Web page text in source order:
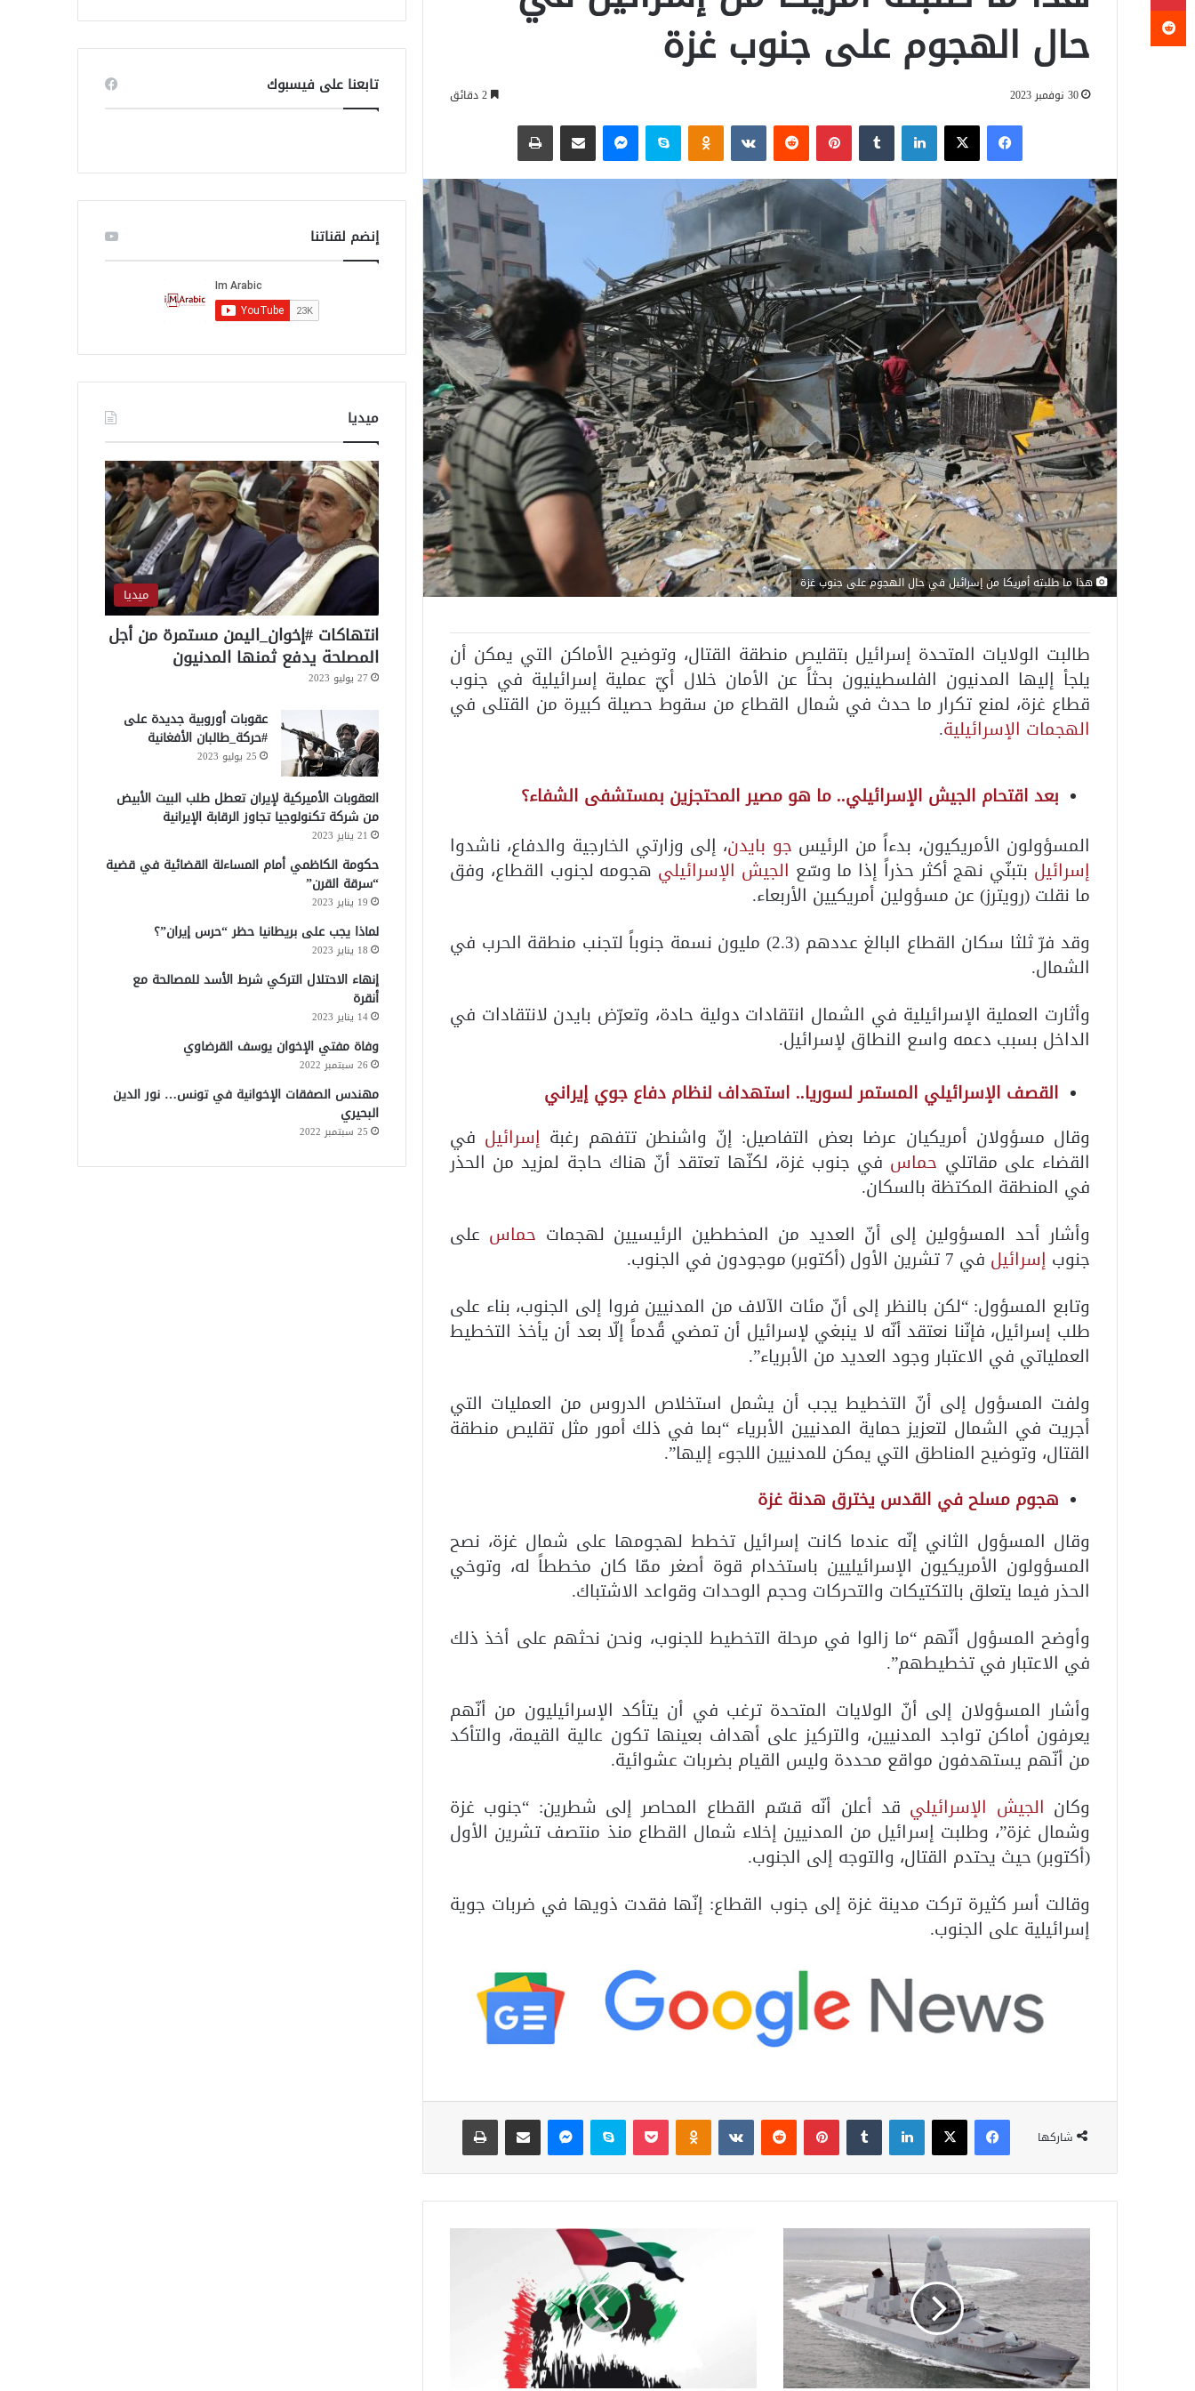
حال الهجوم على جنوب غزة
30 نوفمبر 2023
فيسبوك ‫X لينكدإن بينتيريست سكايب
هذا ما طلبته أمريكا من إسرائيل في حال الهجوم على جنوب غزة
طالبت الولايات المتحدة إسرائيل بتقليص منطقة القتال، وتوضيح الأماكن التي يمكن أن
يلجأ إليها المدنيون الفلسطينيون بحثاً عن الأمان خلال أيّ عملية إسرائيلية في جنوب
قطاع غزة، لمنع تكرار ما حدث في شمال القطاع من سقوط حصيلة كبيرة من القتلى في
الهجمات الإسرائيلية.
بعد اقتحام الجيش الإسرائيلي.. ما هو مصير المحتجزين بمستشفى الشفاء؟
المسؤولون الأمريكيون، بدءاً من الرئيس جو بايدن، إلى وزارتي الخارجية والدفاع، ناشدوا
إسرائيل بتبنّي نهج أكثر حذراً إذا ما وسّع الجيش الإسرائيلي هجومه لجنوب القطاع، وفق
ما نقلت (رويترز) عن مسؤولين أمريكيين الأربعاء.
وقد فرّ ثلثا سكان القطاع البالغ عددهم (2.3) مليون نسمة جنوباً لتجنب منطقة الحرب في
الشمال.
وأثارت العملية الإسرائيلية في الشمال انتقادات دولية حادة، وتعرّض بايدن لانتقادات في
الداخل بسبب دعمه واسع النطاق لإسرائيل.
القصف الإسرائيلي المستمر لسوريا.. استهداف لنظام دفاع جوي إيراني
وقال مسؤولان أمريكيان عرضا بعض التفاصيل: إنّ واشنطن تتفهم رغبة إسرائيل في
القضاء على مقاتلي حماس في جنوب غزة، لكنّها تعتقد أنّ هناك حاجة لمزيد من الحذر
في المنطقة المكتظة بالسكان.
وأشار أحد المسؤولين إلى أنّ العديد من المخططين الرئيسيين لهجمات حماس على
جنوب إسرائيل في 7 تشرين الأول (أكتوبر) موجودون في الجنوب.
وتابع المسؤول: “لكن بالنظر إلى أنّ مئات الآلاف من المدنيين فروا إلى الجنوب، بناء على
طلب إسرائيل، فإنّنا نعتقد أنّه لا ينبغي لإسرائيل أن تمضي قُدماً إلّا بعد أن يأخذ التخطيط
العملياتي في الاعتبار وجود العديد من الأبرياء”.
ولفت المسؤول إلى أنّ التخطيط يجب أن يشمل استخلاص الدروس من العمليات التي
أجريت في الشمال لتعزيز حماية المدنيين الأبرياء “بما في ذلك أمور مثل تقليص منطقة
القتال، وتوضيح المناطق التي يمكن للمدنيين اللجوء إليها”.
هجوم مسلح في القدس يخترق هدنة غزة
وقال المسؤول الثاني إنّه عندما كانت إسرائيل تخطط لهجومها على شمال غزة، نصح
المسؤولون الأمريكيون الإسرائيليين باستخدام قوة أصغر ممّا كان مخططاً له، وتوخي
الحذر فيما يتعلق بالتكتيكات والتحركات وحجم الوحدات وقواعد الاشتباك.
وأوضح المسؤول أنّهم “ما زالوا في مرحلة التخطيط للجنوب، ونحن نحثهم على أخذ ذلك
في الاعتبار في تخطيطهم”.
وأشار المسؤولان إلى أنّ الولايات المتحدة ترغب في أن يتأكد الإسرائيليون من أنّهم
يعرفون أماكن تواجد المدنيين، والتركيز على أهداف بعينها تكون عالية القيمة، والتأكد
من أنّهم يستهدفون مواقع محددة وليس القيام بضربات عشوائية.
وكان الجيش الإسرائيلي قد أعلن أنّه قسّم القطاع المحاصر إلى شطرين: “جنوب غزة
وشمال غزة”، وطلبت إسرائيل من المدنيين إخلاء شمال القطاع منذ منتصف تشرين الأول
(أكتوبر) حيث يحتدم القتال، والتوجه إلى الجنوب.
وقالت أسر كثيرة تركت مدينة غزة إلى جنوب القطاع: إنّها فقدت ذويها في ضربات جوية
إسرائيلية على الجنوب.
شاركها
فيسبوك ‫X لينكدإن بينتيريست سكايب
ب
ي
ط
ا
ن
ي
ا
ت
ح
تابعنا على فيسبوك
إنضم لقناتنا
ميديا
ميديا
انتهاكات #إخوان_اليمن مستمرة من أجل
المصلحة يدفع ثمنها المدنيون
27 يوليو 2023
عقوبات أوروبية جديدة على
#حركة_طالبان الأفغانية
25 يوليو 2023
العقوبات الأميركية لإيران تعطل طلب البيت الأبيض
من شركة تكنولوجيا تجاوز الرقابة الإيرانية
21 يناير 2023
حكومة الكاظمي أمام المساءلة القضائية في قضية
“سرقة القرن”
19 يناير 2023
لماذا يجب على بريطانيا حظر “حرس إيران”؟
18 يناير 2023
إنهاء الاحتلال التركي شرط الأسد للمصالحة مع
أنقرة
14 يناير 2023
وفاة مفتي الإخوان يوسف القرضاوي
26 سبتمبر 2022
مهندس الصفقات الإخوانية في تونس… نور الدين
البحيري
25 سبتمبر 2022